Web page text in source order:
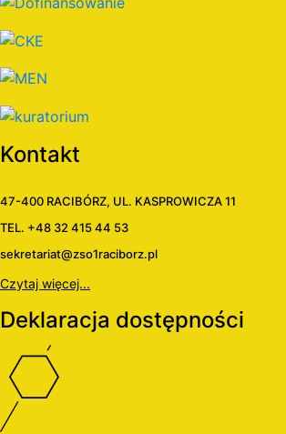
Kontakt
47-400 RACIBÓRZ, UL. KASPROWICZA 11
TEL. +48 32 415 44 53
sekretariat@zso1raciborz.pl
Czytaj więcej...
Deklaracja dostępności